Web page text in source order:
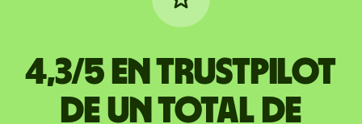
4,3/5 en Trustpilot
de un total de